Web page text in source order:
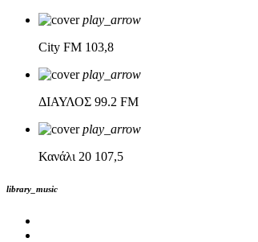
play_arrow
City FM 103,8
play_arrow
ΔΙΑΥΛΟΣ 99.2 FM
play_arrow
Κανάλι 20 107,5
library_music